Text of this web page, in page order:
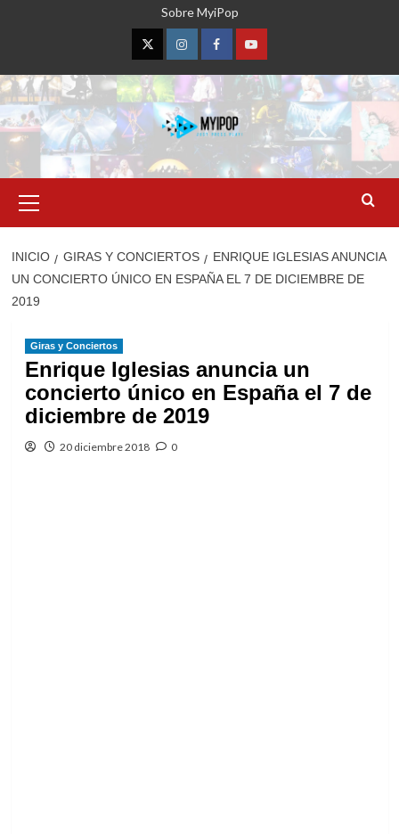
Sobre MyiPop
TwitterInstagramFacebookYouTube
primario
INICIO GIRAS Y CONCIERTOS
ENRIQUE IGLESIAS ANUNCIA
UN CONCIERTO ÚNICO EN ESPAÑA EL 7 DE DICIEMBRE DE
2019
Giras y Conciertos
Enrique Iglesias anuncia un
concierto único en España el 7 de
diciembre de 2019
20 diciembre 2018 0